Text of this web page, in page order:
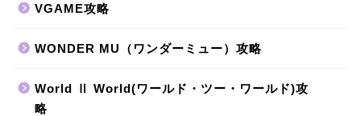
VGAME攻略
WONDER MU（ワンダーミュー）攻略
World Ⅱ World(ワールド・ツー・ワールド)攻
略